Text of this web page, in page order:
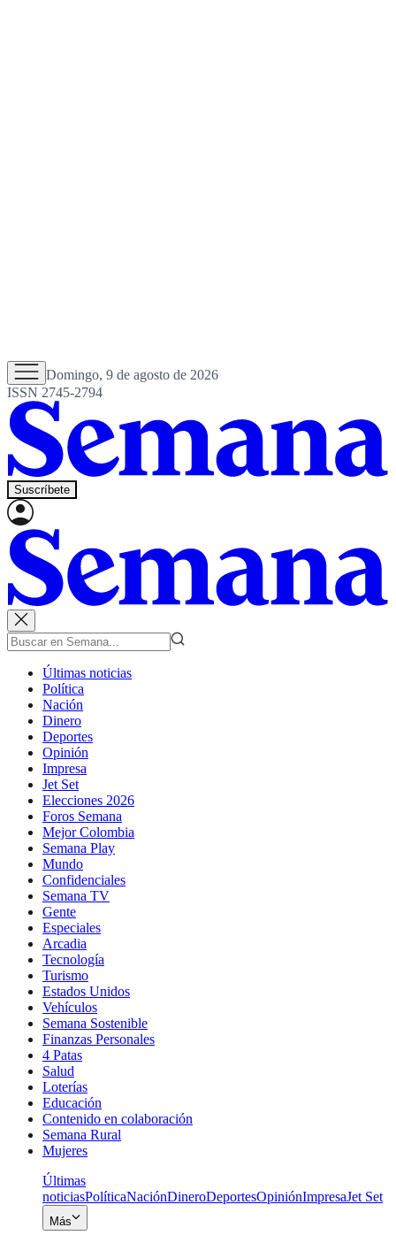
Domingo, 9 de agosto de 2026
ISSN 2745-2794
Suscríbete
Últimas noticias
Política
Nación
Dinero
Deportes
Opinión
Impresa
Jet Set
Elecciones 2026
Foros Semana
Mejor Colombia
Semana Play
Mundo
Confidenciales
Semana TV
Gente
Especiales
Arcadia
Tecnología
Turismo
Estados Unidos
Vehículos
Semana Sostenible
Finanzas Personales
4 Patas
Salud
Loterías
Educación
Contenido en colaboración
Semana Rural
Mujeres
Últimas
noticiasPolíticaNaciónDineroDeportesOpiniónImpresaJet Set
Más